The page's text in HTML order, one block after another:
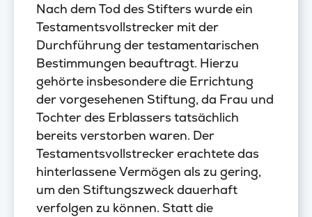
Nach dem Tod des Stifters wurde ein
Testamentsvollstrecker mit der
Durchführung der testamentarischen
Bestimmungen beauftragt. Hierzu
gehörte insbesondere die Errichtung
der vorgesehenen Stiftung, da Frau und
Tochter des Erblassers tatsächlich
bereits verstorben waren. Der
Testamentsvollstrecker erachtete das
hinterlassene Vermögen als zu gering,
um den Stiftungszweck dauerhaft
verfolgen zu können. Statt die